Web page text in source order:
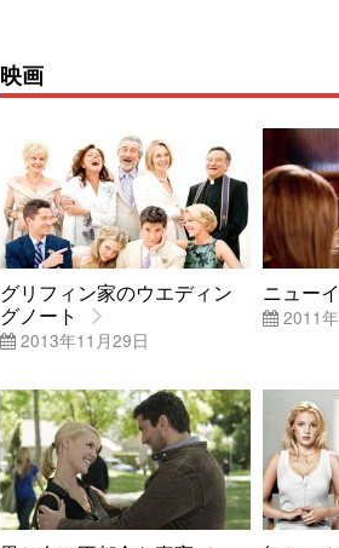
映画
グリフィン家のウエディン
グノート
2013年11月29日
ニュー
2011